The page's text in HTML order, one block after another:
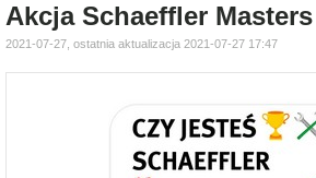
Akcja Schaeffler Masters
2021-07-27, ostatnia aktualizacja 2021-07-27 17:47